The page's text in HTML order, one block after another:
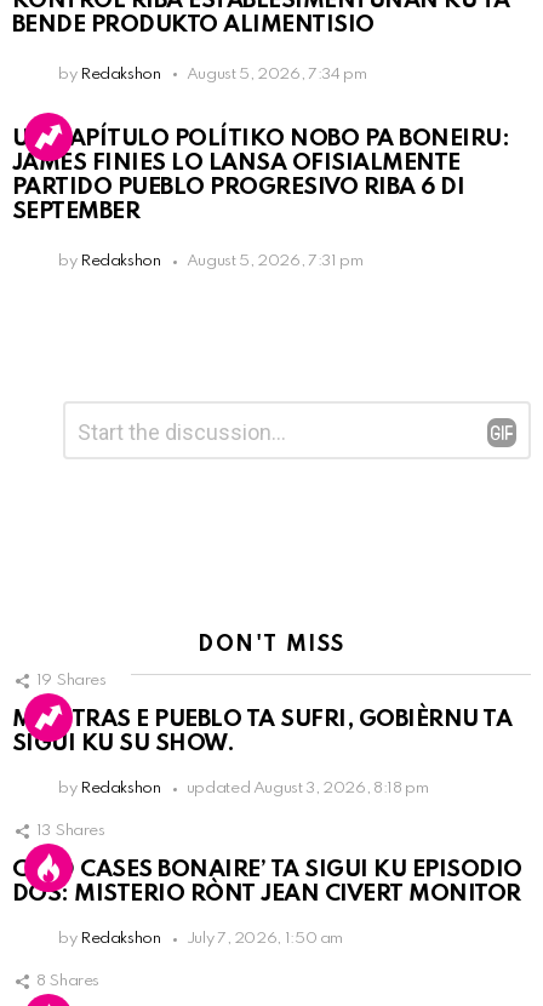
BENDE PRODUKTO ALIMENTISIO
by Redakshon August 5, 2026, 7:34 pm
UN KAPÍTULO POLÍTIKO NOBO PA BONEIRU:
JAMES FINIES LO LANSA OFISIALMENTE
PARTIDO PUEBLO PROGRESIVO RIBA 6 DI
SEPTEMBER
by Redakshon August 5, 2026, 7:31 pm
Reply
DON'T MISS
19 Shares
MIENTRAS E PUEBLO TA SUFRI, GOBIÈRNU TA
SIGUI KU SU SHOW.
by Redakshon updated August 3, 2026, 8:18 pm
13 Shares
COLD CASES BONAIRE’ TA SIGUI KU EPISODIO
DOS: MISTERIO RÒNT JEAN CIVERT MONITOR
by Redakshon July 7, 2026, 1:50 am
8 Shares